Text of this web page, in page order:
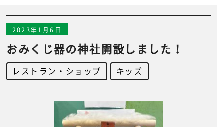
2023年1月6日
おみくじ器の神社開設しました！
レストラン・ショップ キッズ